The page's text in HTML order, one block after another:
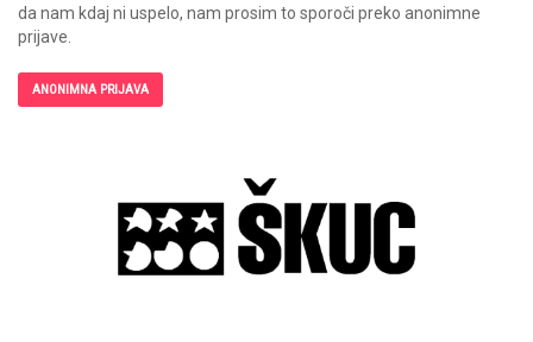
da nam kdaj ni uspelo, nam prosim to sporoči preko anonimne
prijave.
ANONIMNA PRIJAVA